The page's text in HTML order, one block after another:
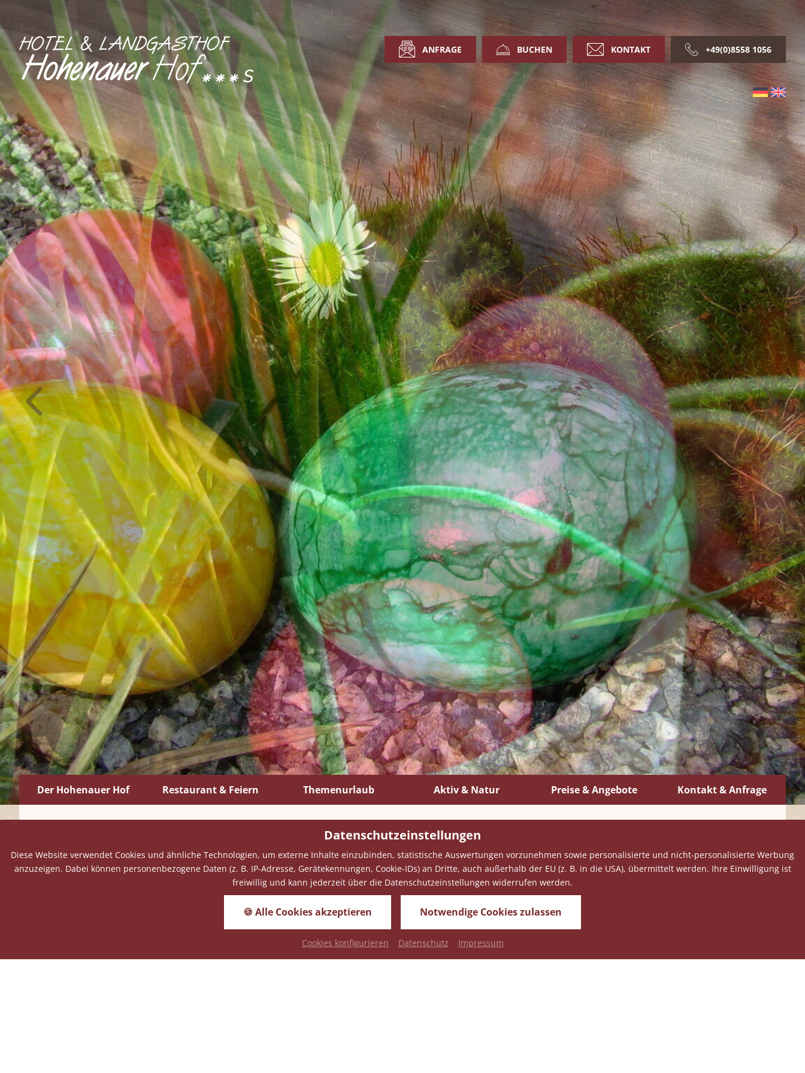
Datenschutzeinstellungen
Diese Website verwendet Cookies und ähnliche Technologien, um externe Inhalte einzubinden, statistische Auswertungen vorzunehmen sowie personalisierte und nicht-personalisierte Werbung
anzuzeigen. Dabei können personenbezogene Daten (z. B. IP-Adresse, Gerätekennungen, Cookie-IDs) an Dritte, auch außerhalb der EU (z. B. in die USA), übermittelt werden. Ihre Einwilligung ist
freiwillig und kann jederzeit über die Datenschutzeinstellungen widerrufen werden.
🍪 Alle Cookies akzeptieren Notwendige Cookies zulassen
Cookies konfigurieren Datenschutz Impressum
ANFRAGE BUCHEN KONTAKT +49(0)8558 1056
Der Hohenauer Hof Restaurant & Feiern Themenurlaub Aktiv & Natur Preise & Angebote Kontakt & Anfrage
Osterpauschale
Erleben Sie eine unvergessliche Zeit bei uns im Hohenauer Hof.
Wir freuen uns schon auf Ihren Besuch!